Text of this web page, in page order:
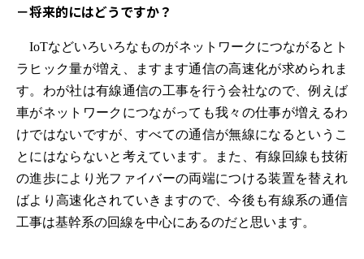
－将来的にはどうですか？
IoTなどいろいろなものがネットワークにつながるとト
ラヒック量が増え、ますます通信の高速化が求められま
す。わが社は有線通信の工事を行う会社なので、例えば
車がネットワークにつながっても我々の仕事が増えるわ
けではないですが、すべての通信が無線になるというこ
とにはならないと考えています。また、有線回線も技術
の進歩により光ファイバーの両端につける装置を替えれ
ばより高速化されていきますので、今後も有線系の通信
工事は基幹系の回線を中心にあるのだと思います。